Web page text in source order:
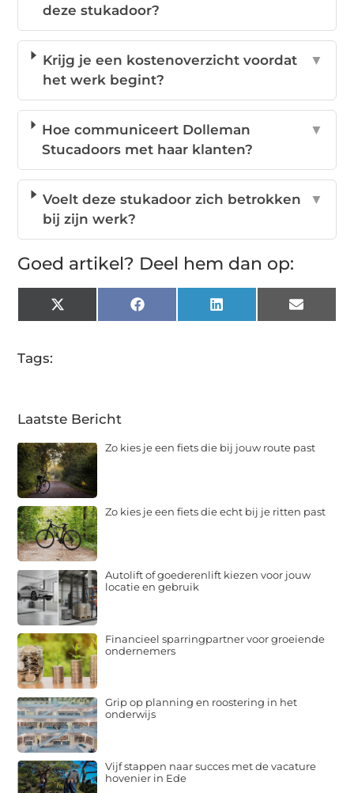
deze stukadoor?
Krijg je een kostenoverzicht voordat
het werk begint?
▼
Hoe communiceert Dolleman
Stucadoors met haar klanten?
▼
Voelt deze stukadoor zich betrokken
bij zijn werk?
▼
Goed artikel? Deel hem dan op:
X
(Twitter)
Facebook LinkedIn Email
Tags:
Laatste Bericht
Zo kies je een fiets die bij jouw route past
Zo kies je een fiets die echt bij je ritten past
Autolift of goederenlift kiezen voor jouw
locatie en gebruik
Financieel sparringpartner voor groeiende
ondernemers
Grip op planning en roostering in het
onderwijs
Vijf stappen naar succes met de vacature
hovenier in Ede